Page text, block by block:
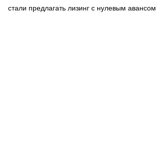
СПЕЦПРОЕКТЫ
стали предлагать лизинг с нулевым авансом